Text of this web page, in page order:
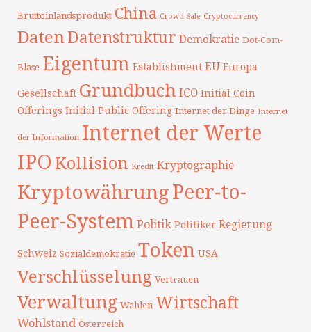
Bruttoinlandsprodukt China Crowd Sale Cryptocurrency
Daten Datenstruktur Demokratie Dot-Com-
Blase Eigentum Establishment EU Europa
Gesellschaft Grundbuch ICO Initial Coin
Offerings Initial Public Offering Internet der Dinge Internet
der Information Internet der Werte
IPO Kollision Kredit Kryptographie
KryptowährungPeer-to-
Peer-System Politik Politiker Regierung
Schweiz Sozialdemokratie Token USA
Verschlüsselung Vertrauen
Verwaltung Wahlen Wirtschaft
Wohlstand Österreich